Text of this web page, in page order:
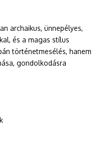
archaikus, ünnepélyes,
és a magas stílus
történetmesélés, hanem
gondolkodásra